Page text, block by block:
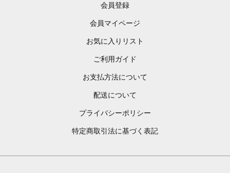
会員登録
会員マイページ
お気に入りリスト
ご利用ガイド
お支払方法について
配送について
プライバシーポリシー
特定商取引法に基づく表記